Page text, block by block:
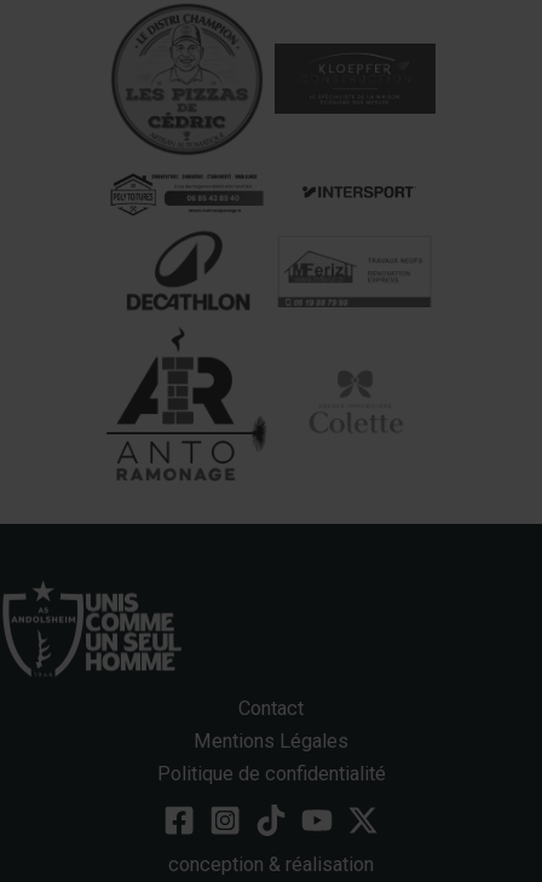
Contact
Mentions Légales
Politique de confidentialité
conception & réalisation